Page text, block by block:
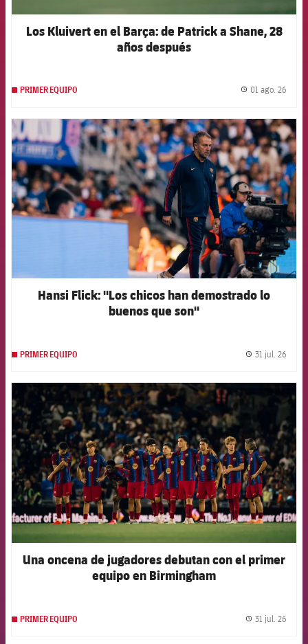
Los Kluivert en el Barça: de Patrick a Shane, 28
años después
PRIMER EQUIPO 01 ago. 26
FCB Barcelona badge
Hansi Flick: "Los chicos han demostrado lo
buenos que son"
PRIMER EQUIPO 31 jul. 26
FCB Barcelona badge
Una oncena de jugadores debutan con el primer
equipo en Birmingham
PRIMER EQUIPO 31 jul. 26